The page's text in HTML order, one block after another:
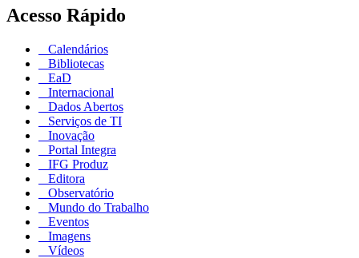
Acesso Rápido
Calendários
Bibliotecas
EaD
Internacional
Dados Abertos
Serviços de TI
Inovação
Portal Integra
IFG Produz
Editora
Observatório
Mundo do Trabalho
Eventos
Imagens
Vídeos